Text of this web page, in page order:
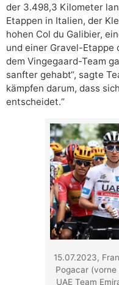
der 3.498,3 Kilometer
Etappen in Italien, der
hohen Col du Galibier,
und einer Gravel-
dem Vingegaard-Team
sanfter gehabt“, sagte
kämpfen darum, dass
entscheidet.“
15.07.2023,
Pogacar
UAE Team